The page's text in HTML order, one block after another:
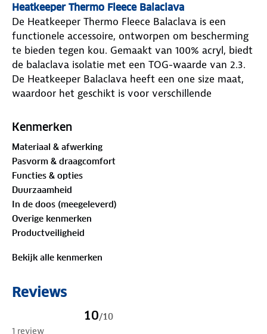
Heatkeeper Thermo Fleece Balaclava
De Heatkeeper Thermo Fleece Balaclava is een
functionele accessoire, ontworpen om bescherming
te bieden tegen kou. Gemaakt van 100% acryl, biedt
de balaclava isolatie met een TOG-waarde van 2.3.
De Heatkeeper Balaclava heeft een one size maat,
waardoor het geschikt is voor verschillende
warmte en bescherming tijdens koude
Heatkeeper Thermo Fleece Balaclava
Merk: Heatkeeper
Inhoud: 1x Thermo Fleece Balaclava
Maat: One Size
Geslacht: Heren
Materiaal: 100% Acryl
TOG waarde
Kenmerken
Materiaal & afwerking
Pasvorm & draagcomfort
Functies & opties
Duurzaamheid
In de doos (meegeleverd)
Overige kenmerken
Productveiligheid
Bekijk alle kenmerken
Reviews
10/10
1 review